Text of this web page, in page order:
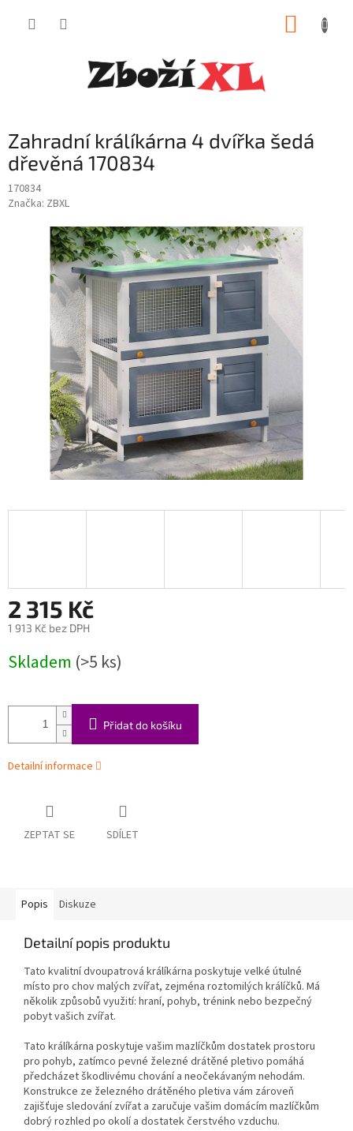
Zahradní králíkárna 4 dvířka šedá
dřevěná 170834
170834
Značka: ZBXL
2 315 Kč
1 913 Kč bez DPH
cena:
Skladem (>5 ks)
Přidat do košíku
Detailní informace
ZEPTAT SE SDÍLET
Popis Diskuze
Detailní popis produktu
Tato kvalitní dvoupatrová králíkárna poskytuje velké útulné
místo pro chov malých zvířat, zejména roztomilých králíčků. Má
několik způsobů využití: hraní, pohyb, trénink nebo bezpečný
pobyt vašich zvířat.
Tato králíkárna poskytuje vašim mazlíčkům dostatek prostoru
pro pohyb, zatímco pevné železné drátěné pletivo pomáhá
předcházet škodlivému chování a neočekávaným nehodám.
Konstrukce ze železného drátěného pletiva vám zároveň
zajišťuje sledování zvířat a zaručuje vašim domácím mazlíčkům
dobrý rozhled po okolí a dostatek čerstvého vzduchu.